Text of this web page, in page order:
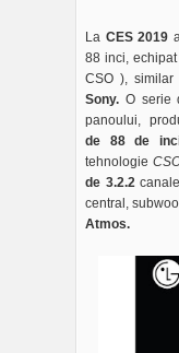
La CES 2019
88 inci,
CSO ), similar
Sony. O serie
panoului,
de 88 de
tehnologie
de 3.2.2
central,
Atmos.